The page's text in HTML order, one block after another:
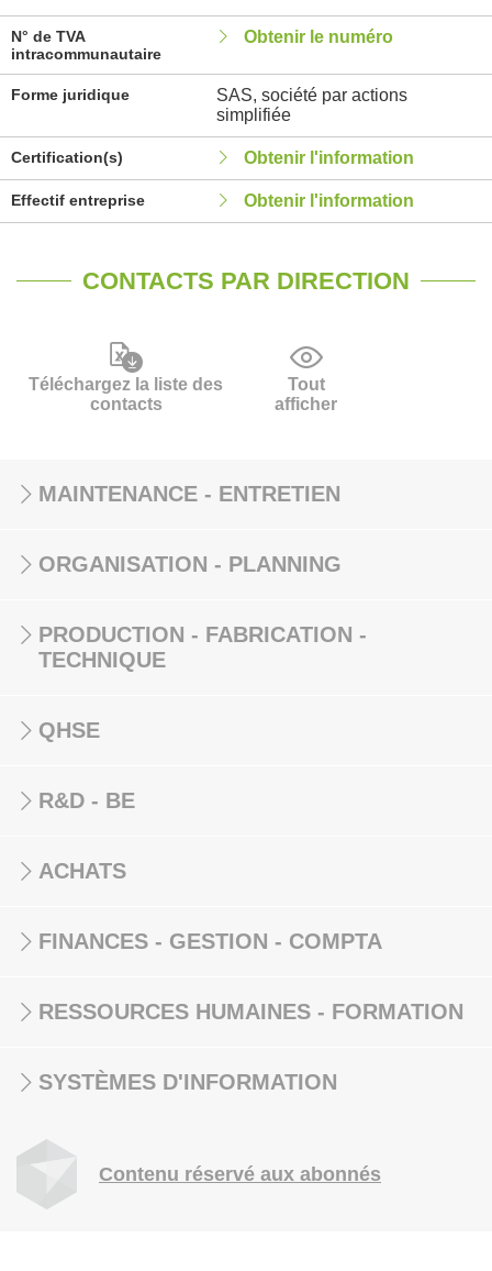
N° de TVA
intracommunautaire
Obtenir le numéro
Forme juridique
SAS, société par actions
simplifiée
Certification(s) Obtenir l'information
Effectif entreprise Obtenir l'information
CONTACTS PAR DIRECTION
Téléchargez la liste des
contacts
Tout
afficher
MAINTENANCE - ENTRETIEN
ORGANISATION - PLANNING
PRODUCTION - FABRICATION -
TECHNIQUE
QHSE
R&D - BE
ACHATS
FINANCES - GESTION - COMPTA
RESSOURCES HUMAINES - FORMATION
SYSTÈMES D'INFORMATION
Contenu réservé aux abonnés